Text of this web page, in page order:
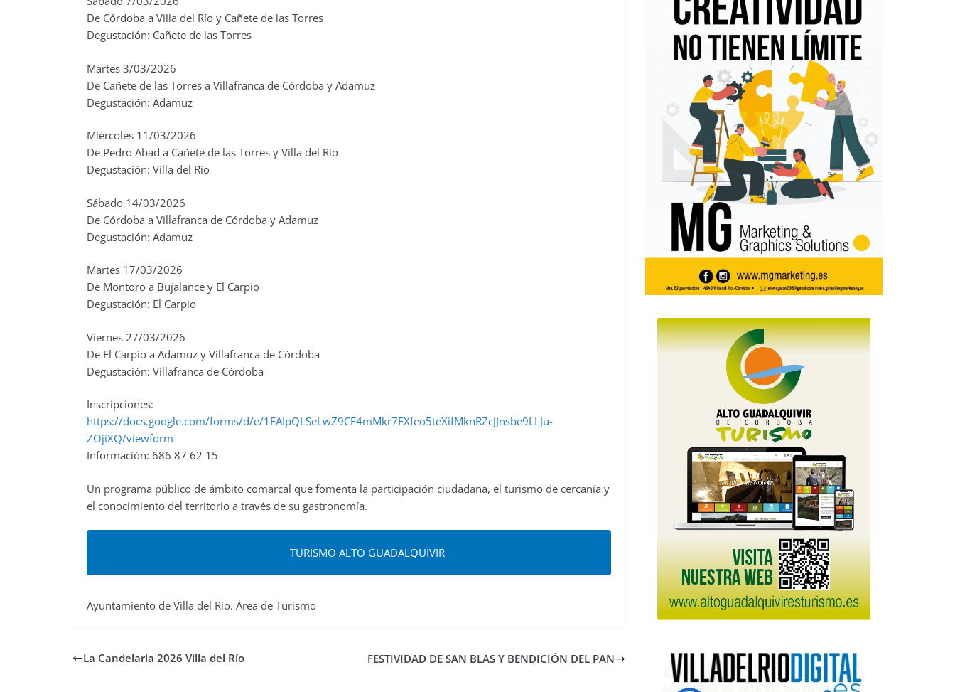
De Córdoba a Villa del Río y Cañete de las Torres
Degustación: Cañete de las Torres
Martes 3/03/2026
De Cañete de las Torres a Villafranca de Córdoba y Adamuz
Degustación: Adamuz
Miércoles 11/03/2026
De Pedro Abad a Cañete de las Torres y Villa del Río
Degustación: Villa del Río
Sábado 14/03/2026
De Córdoba a Villafranca de Córdoba y Adamuz
Degustación: Adamuz
Martes 17/03/2026
De Montoro a Bujalance y El Carpio
Degustación: El Carpio
Viernes 27/03/2026
De El Carpio a Adamuz y Villafranca de Córdoba
Degustación: Villafranca de Córdoba
Inscripciones:
https://docs.google.com/forms/d/e/1FAIpQLSeLwZ9CE4mMkr7FXfeo5teXifMknRZcJJnsbe9LLJu-
ZOjiXQ/viewform
Información: 686 87 62 15
Un programa público de ámbito comarcal que fomenta la participación ciudadana, el turismo de cercanía y
el conocimiento del territorio a través de su gastronomía.
TURISMO ALTO GUADALQUIVIR
Ayuntamiento de Villa del Río. Área de Turismo
La Candelaria 2026 Villa del Río FESTIVIDAD DE SAN BLAS Y BENDICIÓN DEL PAN